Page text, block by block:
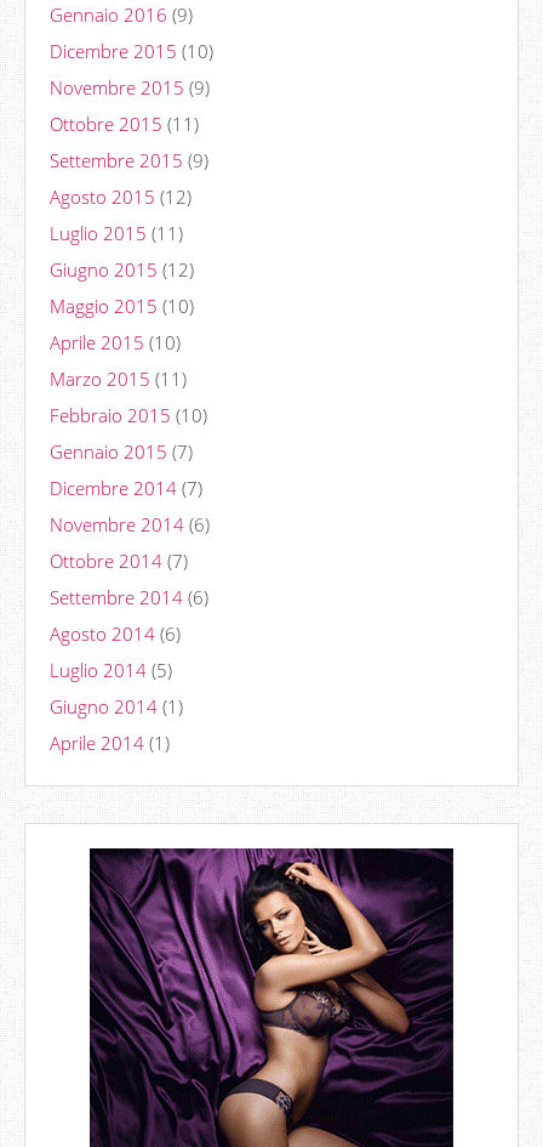
Gennaio 2016 (9)
Dicembre 2015 (10)
Novembre 2015 (9)
Ottobre 2015 (11)
Settembre 2015 (9)
Agosto 2015 (12)
Luglio 2015 (11)
Giugno 2015 (12)
Maggio 2015 (10)
Aprile 2015 (10)
Marzo 2015 (11)
Febbraio 2015 (10)
Gennaio 2015 (7)
Dicembre 2014 (7)
Novembre 2014 (6)
Ottobre 2014 (7)
Settembre 2014 (6)
Agosto 2014 (6)
Luglio 2014 (5)
Giugno 2014 (1)
Aprile 2014 (1)